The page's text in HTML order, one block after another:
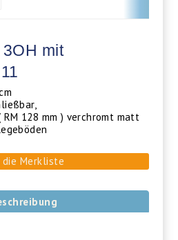
mit
128 mm ) verchromt matt
Merkliste